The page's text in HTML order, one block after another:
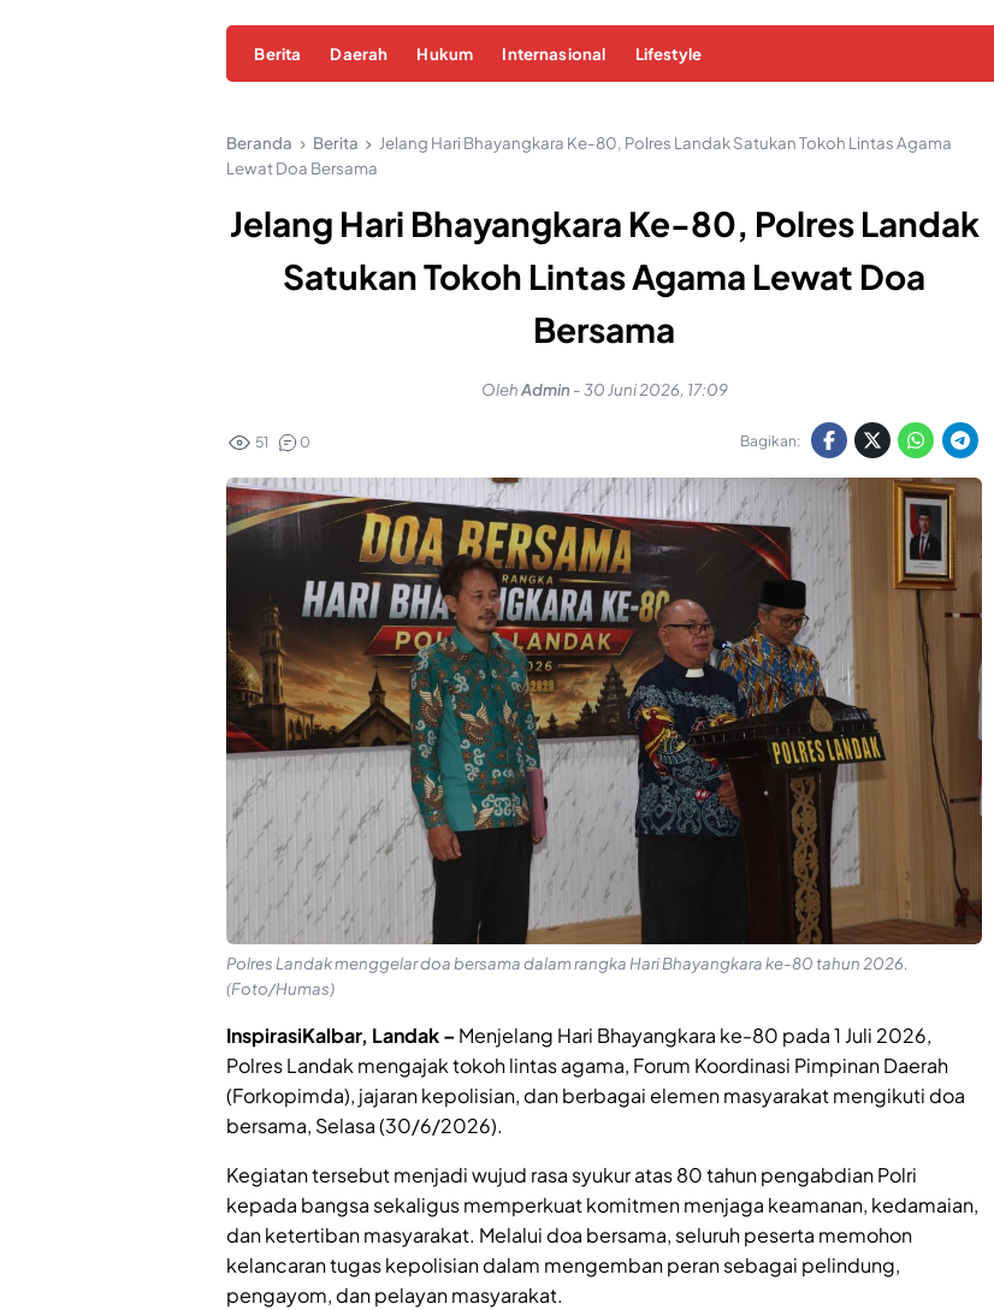
Berita Daerah Hukum Internasional Lifestyle
Beranda Berita
Jelang Hari Bhayangkara Ke-80, Polres Landak Satukan Tokoh Lintas Agama
Lewat Doa Bersama
Jelang Hari Bhayangkara Ke-80, Polres Landak
Satukan Tokoh Lintas Agama Lewat Doa
Bersama
OlehAdmin -30 Juni 2026, 17:09
51 0 Bagikan:
Polres Landak menggelar doa bersama dalam rangka Hari Bhayangkara ke-80 tahun 2026.
(Foto/Humas)
InspirasiKalbar, Landak – Menjelang Hari Bhayangkara ke-80 pada 1 Juli 2026,
Polres Landak mengajak tokoh lintas agama, Forum Koordinasi Pimpinan Daerah
(Forkopimda), jajaran kepolisian, dan berbagai elemen masyarakat mengikuti doa
bersama, Selasa (30/6/2026).
Kegiatan tersebut menjadi wujud rasa syukur atas 80 tahun pengabdian Polri
kepada bangsa sekaligus memperkuat komitmen menjaga keamanan, kedamaian,
dan ketertiban masyarakat. Melalui doa bersama, seluruh peserta memohon
kelancaran tugas kepolisian dalam mengemban peran sebagai pelindung,
pengayom, dan pelayan masyarakat.